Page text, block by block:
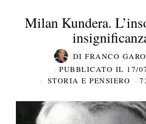
Milan Kundera.
DIFRANCO
PUBBLICATO IL 17/
STORIA E PENSIERO